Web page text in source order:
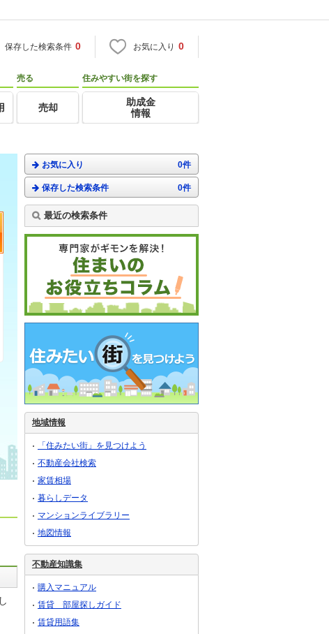
保存した検索条件 0 お気に入り 0
売る
売却
住みやすい街を探す
助成金
情報
お気に入り 0件
保存した検索条件 0件
最近の検索条件
地域情報
「住みたい街」を見つけよう
不動産会社検索
家賃相場
暮らしデータ
マンションライブラリー
地図情報
不動産知識集
購入マニュアル
賃貸 部屋探しガイド
賃貸用語集